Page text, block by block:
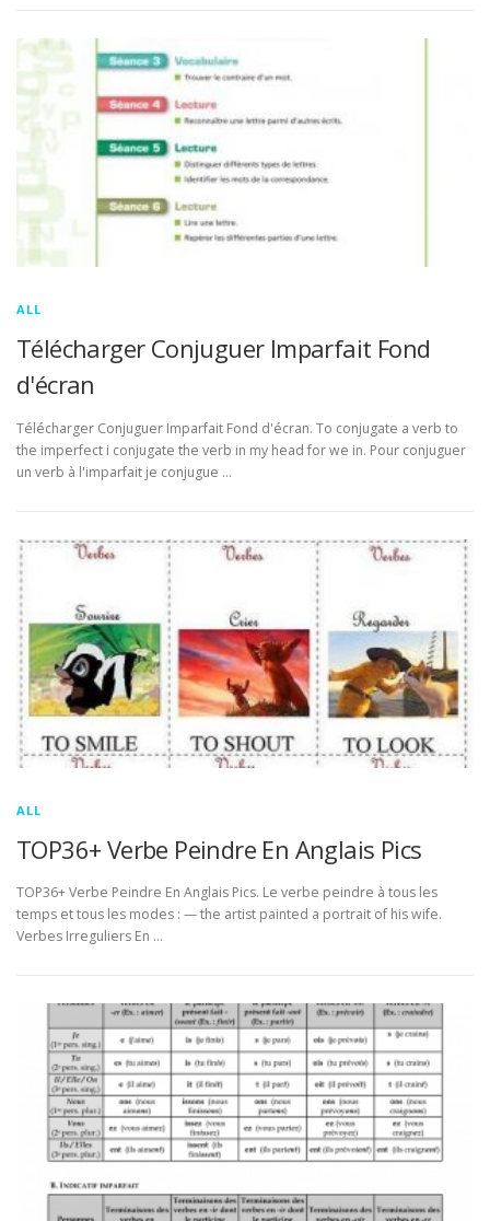
ALL
Télécharger Conjuguer Imparfait Fond
d'écran
Télécharger Conjuguer Imparfait Fond d'écran. To conjugate a verb to
the imperfect i conjugate the verb in my head for we in. Pour conjuguer
un verb à l'imparfait je conjugue …
ALL
TOP36+ Verbe Peindre En Anglais Pics
TOP36+ Verbe Peindre En Anglais Pics. Le verbe peindre à tous les
temps et tous les modes : — the artist painted a portrait of his wife.
Verbes Irreguliers En …